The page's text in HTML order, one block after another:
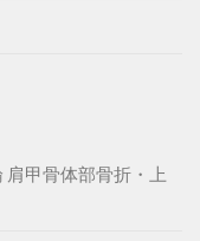
肩甲骨体部骨折・上